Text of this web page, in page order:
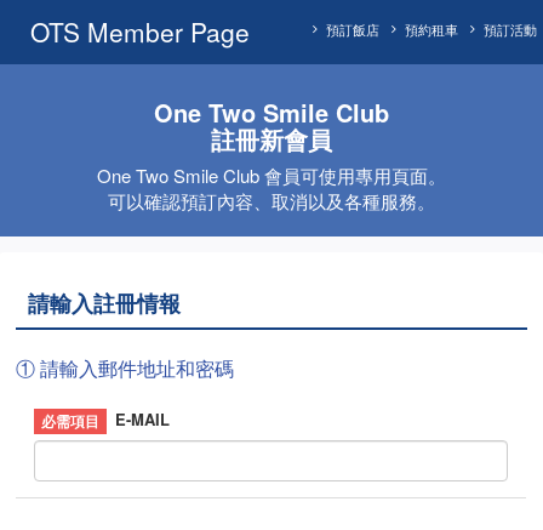
OTS Member Page 預訂活動
預約租車
預訂飯店
One Two Smile Club
註冊新會員
One Two Smile Club 會員可使用專用頁面。
可以確認預訂內容、取消以及各種服務。
請輸入註冊情報
① 請輸入郵件地址和密碼
E-MAIL